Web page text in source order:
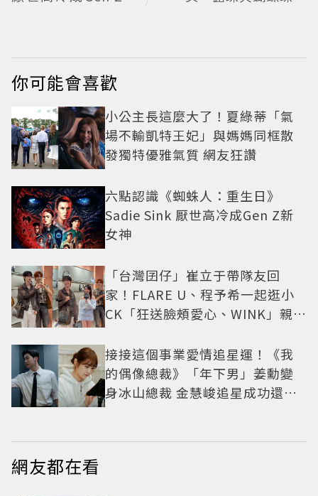
你可能會喜歡
小公主長這麼大了！夏綠蒂「氣
場不輸凱特王妃」與媽媽同框散
發獨特優雅氣質 網友狂讚
六點認識《蜘蛛人：重生日》
Sadie Sink 厭世高冷成Gen Z新
女神
「台灣囝仔」崔立于帶隊友回
家！FLARE U、程予希一起逛小
CK「狂送臉頰愛心、WINK」親曝
接接這個事業愛情追星運！《我
的偶像總裁》「年下男」姜勳變
身冰山總裁 金慧峻追星成功還偶
網友都在看